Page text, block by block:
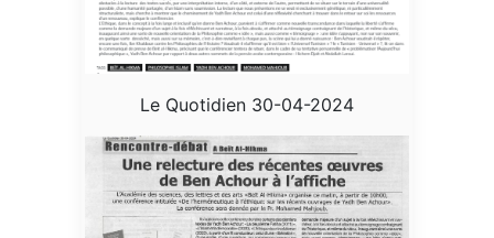
Le Quotidien 30-04-2024